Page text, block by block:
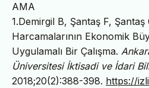
AMA
1.Demirgil B, Şantaş F, Şantaş
Harcamalarının Ekonomik
Uygulamalı Bir Çalışma.
Üniversitesi İktisadi ve İdari
2018;20(2):388-398. https://